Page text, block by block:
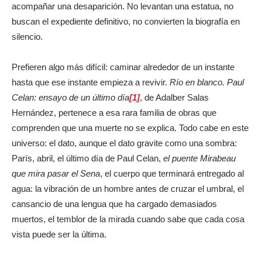
acompañar una desaparición. No levantan una estatua, no
buscan el expediente definitivo, no convierten la biografía en
silencio.
Prefieren algo más difícil: caminar alrededor de un instante
hasta que ese instante empieza a revivir. Río en blanco. Paul
Celan: ensayo de un último día[1], de Adalber Salas
Hernández, pertenece a esa rara familia de obras que
comprenden que una muerte no se explica. Todo cabe en este
universo: el dato, aunque el dato gravite como una sombra:
París, abril, el último día de Paul Celan, el puente Mirabeau
que mira pasar el Sena, el cuerpo que terminará entregado al
agua: la vibración de un hombre antes de cruzar el umbral, el
cansancio de una lengua que ha cargado demasiados
muertos, el temblor de la mirada cuando sabe que cada cosa
vista puede ser la última.